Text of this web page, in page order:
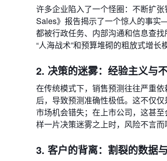
许多企业陷入了一个怪圈：不断扩
Sales》报告揭示了一个惊人的事实
都被行政任务、内部沟通和信息查
“人海战术”和预算堆砌的粗放式增长
2. 决策的迷雾：经验主义与
在传统模式下，销售预测往往严重
后，导致预测准确性极低。这不仅
市场机会错失；在上市公司，这甚
样一片决策迷雾之上时，风险不言而
3. 客户的背离：割裂的数据